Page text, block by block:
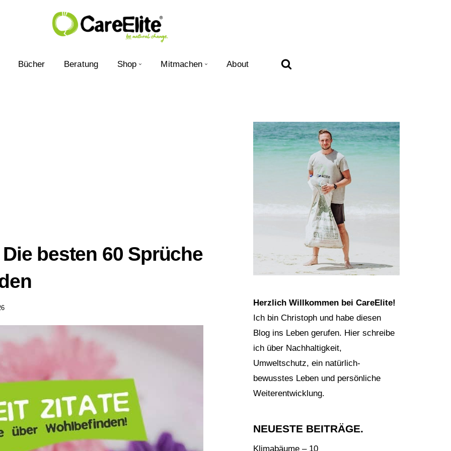
Bücher Beratung Shop Mitmachen About
besten 60 Sprüche
Herzlich Willkommen bei CareElite!
Ich bin Christoph und habe diesen
Blog ins Leben gerufen. Hier schreibe
ich über Nachhaltigkeit,
Umweltschutz, ein natürlich-
bewusstes Leben und persönliche
Weiterentwicklung.
NEUESTE BEITRÄGE.
Klimabäume – 10